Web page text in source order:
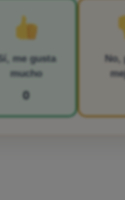
Sí, me gusta
mucho
0
No,